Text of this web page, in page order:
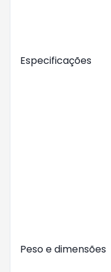
Especificações
Peso e dimensões